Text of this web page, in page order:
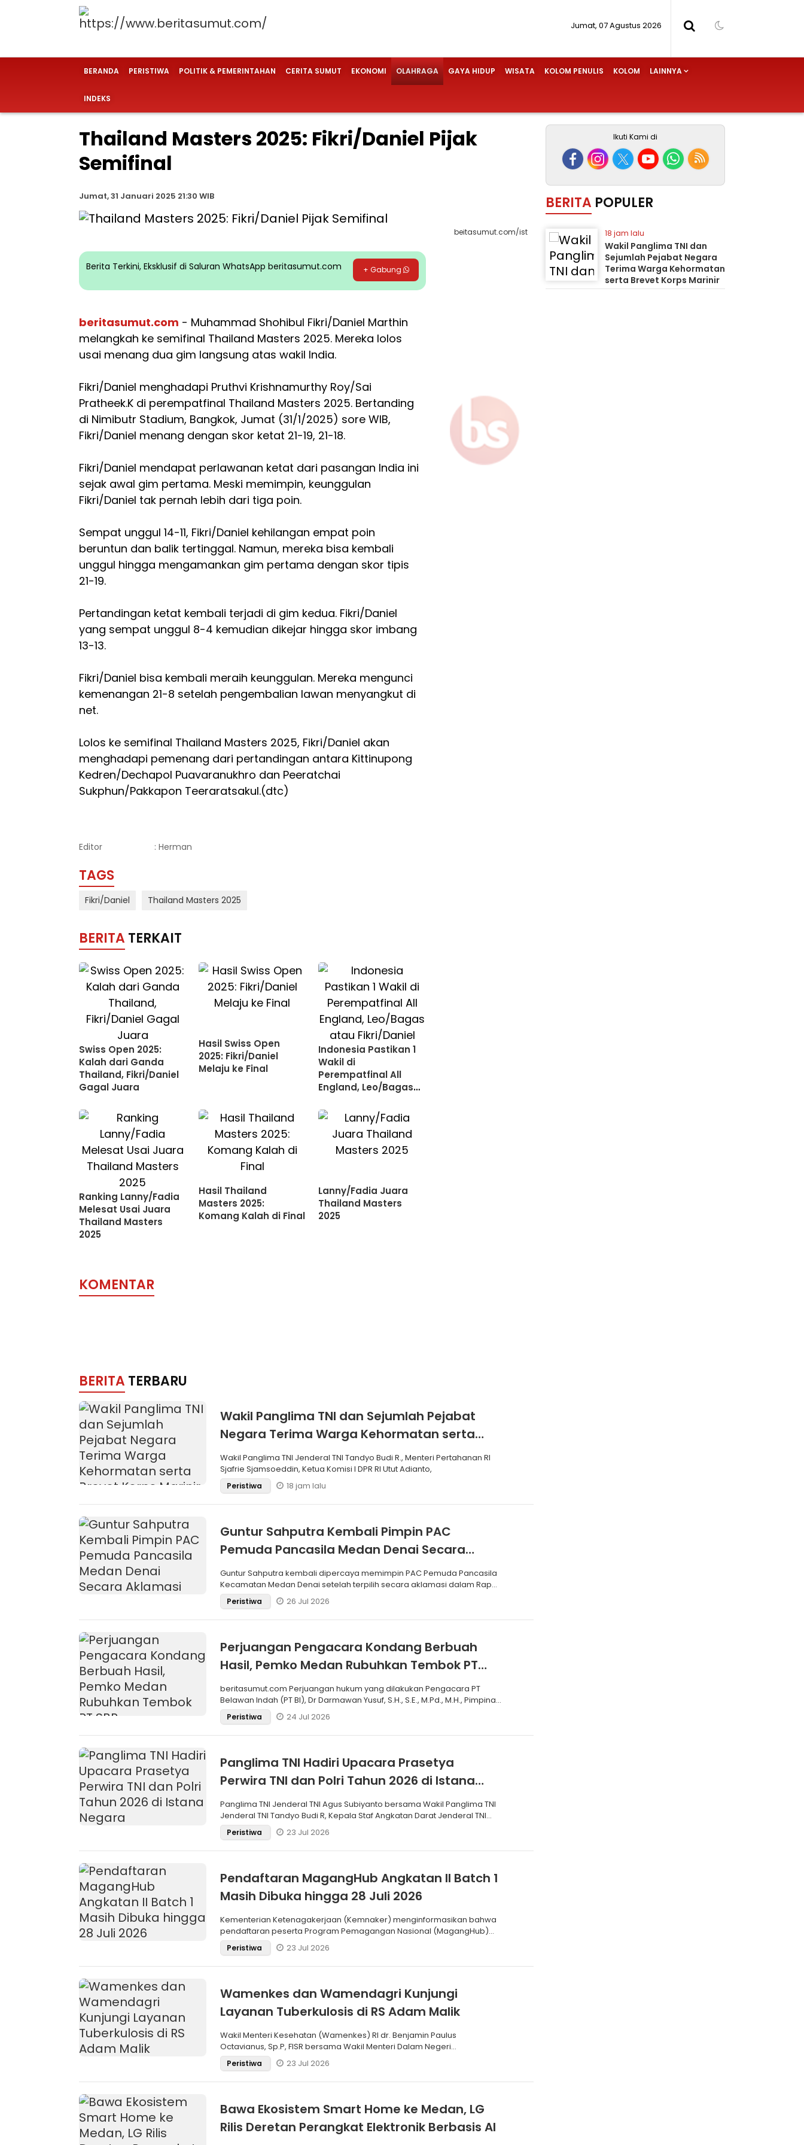
Jumat, 07 Agustus 2026
BERANDA PERISTIWA POLITIK & PEMERINTAHAN CERITA SUMUT EKONOMI OLAHRAGA GAYA HIDUP WISATA KOLOM PENULIS KOLOM LAINNYA
INDEKS
Thailand Masters 2025: Fikri/Daniel Pijak
Semifinal
Jumat, 31 Januari 2025 21:30 WIB
beitasumut.com/ist
Berita Terkini, Eksklusif di Saluran WhatsApp beritasumut.com + Gabung
beritasumut.com - Muhammad Shohibul Fikri/Daniel Marthin
melangkah ke semifinal Thailand Masters 2025. Mereka lolos
usai menang dua gim langsung atas wakil India.
Fikri/Daniel menghadapi Pruthvi Krishnamurthy Roy/Sai
Pratheek.K di perempatfinal Thailand Masters 2025. Bertanding
di Nimibutr Stadium, Bangkok, Jumat (31/1/2025) sore WIB,
Fikri/Daniel menang dengan skor ketat 21-19, 21-18.
Fikri/Daniel mendapat perlawanan ketat dari pasangan India ini
sejak awal gim pertama. Meski memimpin, keunggulan
Fikri/Daniel tak pernah lebih dari tiga poin.
Sempat unggul 14-11, Fikri/Daniel kehilangan empat poin
beruntun dan balik tertinggal. Namun, mereka bisa kembali
unggul hingga mengamankan gim pertama dengan skor tipis
21-19.
Pertandingan ketat kembali terjadi di gim kedua. Fikri/Daniel
yang sempat unggul 8-4 kemudian dikejar hingga skor imbang
13-13.
Fikri/Daniel bisa kembali meraih keunggulan. Mereka mengunci
kemenangan 21-8 setelah pengembalian lawan menyangkut di
net.
Lolos ke semifinal Thailand Masters 2025, Fikri/Daniel akan
menghadapi pemenang dari pertandingan antara Kittinupong
Kedren/Dechapol Puavaranukhro dan Peeratchai
Sukphun/Pakkapon Teeraratsakul.(dtc)
Editor : Herman
TAGS
Fikri/Daniel Thailand Masters 2025
BERITA TERKAIT
Swiss Open 2025:
Kalah dari Ganda
Thailand, Fikri/Daniel
Gagal Juara
Hasil Swiss Open
2025: Fikri/Daniel
Melaju ke Final
Indonesia Pastikan 1
Wakil di
Perempatfinal All
England, Leo/Bagas
Ranking Lanny/Fadia
Melesat Usai Juara
Thailand Masters
2025
Hasil Thailand
Masters 2025:
Komang Kalah di Final
Lanny/Fadia Juara
Thailand Masters
2025
KOMENTAR
BERITA TERBARU
Wakil Panglima TNI dan Sejumlah Pejabat
Negara Terima Warga Kehormatan serta
Brevet Korps Marinir
Wakil Panglima TNI Jenderal TNI Tandyo Budi R., Menteri Pertahanan RI
Sjafrie Sjamsoeddin, Ketua Komisi I DPR RI Utut Adianto,
Peristiwa 18 jam lalu
Guntur Sahputra Kembali Pimpin PAC
Pemuda Pancasila Medan Denai Secara
Aklamasi
Guntur Sahputra kembali dipercaya memimpin PAC Pemuda Pancasila
Kecamatan Medan Denai setelah terpilih secara aklamasi dalam Rapat
Pemilihan
Peristiwa 26 Jul 2026
Perjuangan Pengacara Kondang Berbuah
Hasil, Pemko Medan Rubuhkan Tembok PT
SBP
beritasumut.com Perjuangan hukum yang dilakukan Pengacara PT
Belawan Indah (PT BI), Dr Darmawan Yusuf, S.H., S.E., M.Pd., M.H., Pimpinan
LaPeristiwa 24 Jul 2026
Panglima TNI Hadiri Upacara Prasetya
Perwira TNI dan Polri Tahun 2026 di Istana
Negara
Panglima TNI Jenderal TNI Agus Subiyanto bersama Wakil Panglima TNI
Jenderal TNI Tandyo Budi R, Kepala Staf Angkatan Darat Jenderal TNI
Maru
Peristiwa 23 Jul 2026
Pendaftaran MagangHub Angkatan II Batch 1
Masih Dibuka hingga 28 Juli 2026
Kementerian Ketenagakerjaan (Kemnaker) menginformasikan bahwa
pendaftaran peserta Program Pemagangan Nasional (MagangHub)
Angkatan II Batch
Peristiwa 23 Jul 2026
Wamenkes dan Wamendagri Kunjungi
Layanan Tuberkulosis di RS Adam Malik
Wakil Menteri Kesehatan (Wamenkes) RI dr. Benjamin Paulus
Octavianus, Sp.P, FISR bersama Wakil Menteri Dalam Negeri
(Wamendagri) RI Dr. Akhm
Peristiwa 23 Jul 2026
Bawa Ekosistem Smart Home ke Medan, LG
Rilis Deretan Perangkat Elektronik Berbasis AI
Ikuti Kami di
BERITA POPULER
18 jam lalu
Wakil Panglima TNI dan
Sejumlah Pejabat Negara
Terima Warga Kehormatan
serta Brevet Korps Marinir